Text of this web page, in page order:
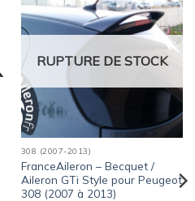
Ajouter
à la
wishlist
RUPTURE DE STOCK
308 (2007-2013)
FranceAileron – Becquet /
Aileron GTi Style pour Peugeot
308 (2007 à 2013)